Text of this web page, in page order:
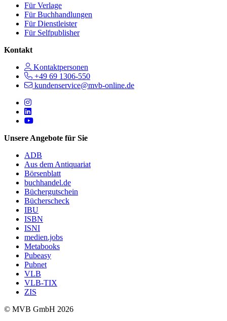
Für Verlage
Für Buchhandlungen
Für Dienstleister
Für Selfpublisher
Kontakt
Kontaktpersonen
+49 69 1306-550
kundenservice@mvb-online.de
Follow us on https://www.instagram.com/lifeatmvb/
Follow us on https://www.linkedin.com/company/mvbbooks
Follow us on https://www.youtube.com/@mvbbooks
Unsere Angebote für Sie
ADB
Aus dem Antiquariat
Börsenblatt
buchhandel.de
Büchergutschein
Bücherscheck
IBU
ISBN
ISNI
medien.jobs
Metabooks
Pubeasy
Pubnet
VLB
VLB-TIX
ZIS
© MVB GmbH 2026